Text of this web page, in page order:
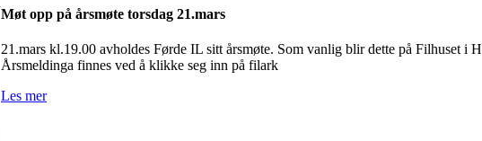
Møt opp på årsmøte torsdag 21.mars
21.mars kl.19.00 avholdes Førde IL sitt årsmøte. Som vanlig blir dette på Filhuset i
Årsmeldinga finnes ved å klikke seg inn på filark
Les mer